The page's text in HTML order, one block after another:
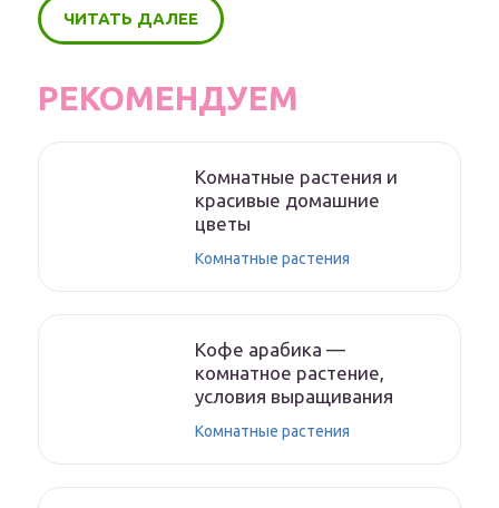
ЧИТАТЬ ДАЛЕЕ
РЕКОМЕНДУЕМ
Комнатные растения и
красивые домашние
цветы
Комнатные растения
Кофе арабика —
комнатное растение,
условия выращивания
Комнатные растения